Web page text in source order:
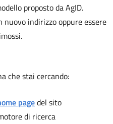
proposto da AgID.
indirizzo oppure essere
che stai cercando:
pagedel sito
di ricerca